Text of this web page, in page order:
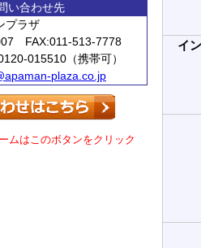
い合わせ先
プラザ
FAX:011-513-7778
015510（携帯可）
plaza.co.jp
ムはこのボタンをクリック
イ